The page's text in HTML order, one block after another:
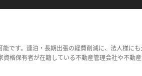
です。連泊・長期出張の経費削減に、法人様にも
格保有者が在籍している不動産管理会社や不動